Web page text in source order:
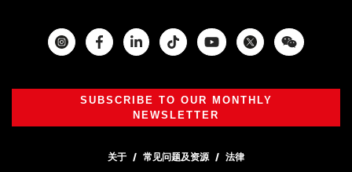
InstagramFacebook Twitter
SUBSCRIBE TO OUR MONTHLY
NEWSLETTER
关于 常见问题及资源 法律